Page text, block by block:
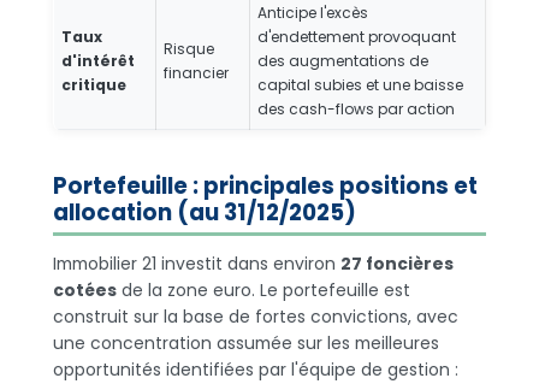
Taux
d'intérêt
critique
Risque
financier
Anticipe l'excès
d'endettement provoquant
des augmentations de
capital subies et une baisse
des cash-flows par action
Portefeuille : principales positions et
allocation (au 31/12/2025)
Immobilier 21 investit dans environ 27 foncières
cotées de la zone euro. Le portefeuille est
construit sur la base de fortes convictions, avec
une concentration assumée sur les meilleures
opportunités identifiées par l'équipe de gestion :